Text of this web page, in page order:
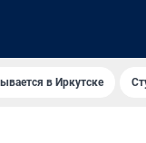
в Иркутске